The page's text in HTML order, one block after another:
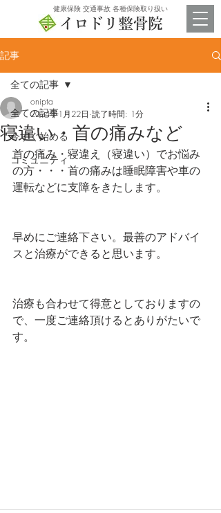
​健康保険 交通事故 各種保険取り扱い
記事
全ての記事
今すぐ始める
コミュニティ
全ての記事
寝違い・首の痛みなど
onipta
2024年1月22日 読了時間: 1分
首の痛み・寝違え（寝違い）でお悩み
の方・・・首の痛みは睡眠障害や車の
運転などに支障をきたします。
早めにご連絡下さい。最善のアドバイ
スと治療ができると思います。
治療も合わせて得意としておりますの
で、一度ご連絡頂けるとありがたいで
す。